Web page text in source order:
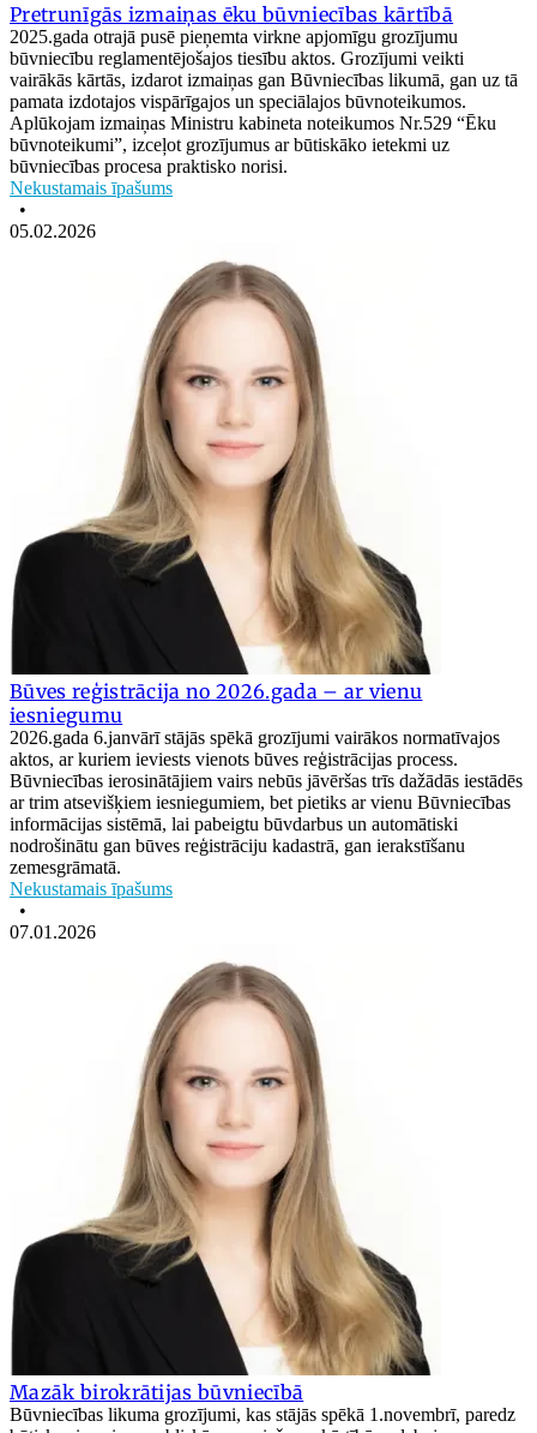
Pretrunīgās izmaiņas ēku būvniecības kārtībā
2025.gada otrajā pusē pieņemta virkne apjomīgu grozījumu
būvniecību reglamentējošajos tiesību aktos. Grozījumi veikti
vairākās kārtās, izdarot izmaiņas gan Būvniecības likumā, gan uz tā
pamata izdotajos vispārīgajos un speciālajos būvnoteikumos.
Aplūkojam izmaiņas Ministru kabineta noteikumos Nr.529 “Ēku
būvnoteikumi”, izceļot grozījumus ar būtiskāko ietekmi uz
būvniecības procesa praktisko norisi.
Nekustamais īpašums
•
05.02.2026
Būves reģistrācija no 2026.gada – ar vienu
iesniegumu
2026.gada 6.janvārī stājās spēkā grozījumi vairākos normatīvajos
aktos, ar kuriem ieviests vienots būves reģistrācijas process.
Būvniecības ierosinātājiem vairs nebūs jāvēršas trīs dažādās iestādēs
ar trim atsevišķiem iesniegumiem, bet pietiks ar vienu Būvniecības
informācijas sistēmā, lai pabeigtu būvdarbus un automātiski
nodrošinātu gan būves reģistrāciju kadastrā, gan ierakstīšanu
zemesgrāmatā.
Nekustamais īpašums
•
07.01.2026
Mazāk birokrātijas būvniecībā
Būvniecības likuma grozījumi, kas stājās spēkā 1.novembrī, paredz